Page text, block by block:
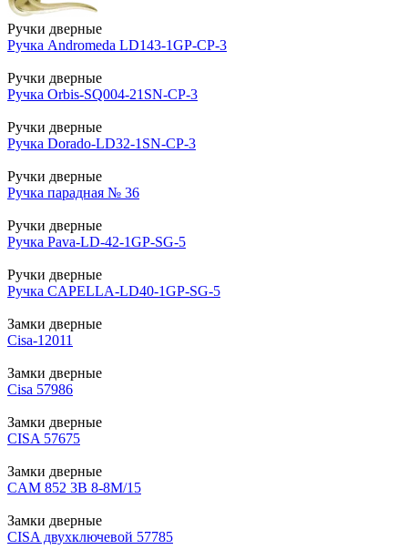
Ручки дверные
Ручка Andromeda LD143-1GP-CP-3
Ручки дверные
Ручка Orbis-SQ004-21SN-CP-3
Ручки дверные
Ручка Dorado-LD32-1SN-CP-3
Ручки дверные
Ручка парадная № 36
Ручки дверные
Ручка Pava-LD-42-1GP-SG-5
Ручки дверные
Ручка CAPELLA-LD40-1GP-SG-5
Замки дверные
Cisa-12011
Замки дверные
Cisa 57986
Замки дверные
CISA 57675
Замки дверные
CAM 852 3В 8-8М/15
Замки дверные
CISA двухключевой 57785